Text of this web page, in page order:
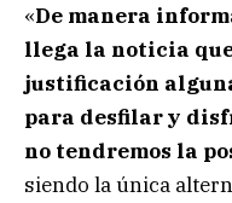
«De manera
llega la noticia
justificación
para desfilar y
no tendremos la
siendo la única